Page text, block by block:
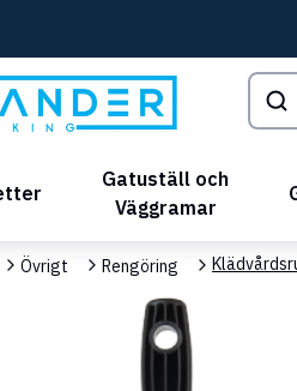
Gatuställ och
Väggramar
Övrigt Rengöring